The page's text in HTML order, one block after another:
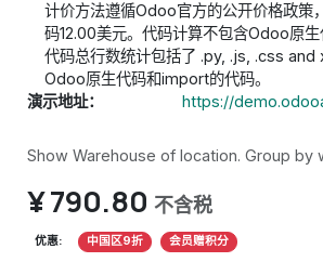
计价方法遵循Odoo官方的公开价格政策
码12.00美元。代码计算不包含Odoo原生
代码总行数统计包括了 .py, .js, .css and
Odoo原生代码和import的代码。
演示地址：
https://
Show Warehouse of location. Group by
¥790.80 不含税
优惠: 中国区9折 会员赠积分